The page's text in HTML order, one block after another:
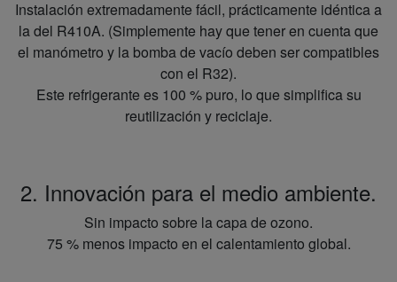
Instalación extremadamente fácil, prácticamente idéntica a
la del R410A. (Simplemente hay que tener en cuenta que
el manómetro y la bomba de vacío deben ser compatibles
con el R32).
Este refrigerante es 100 % puro, lo que simplifica su
reutilización y reciclaje.
2. Innovación para el medio ambiente.
Sin impacto sobre la capa de ozono.
75 % menos impacto en el calentamiento global.